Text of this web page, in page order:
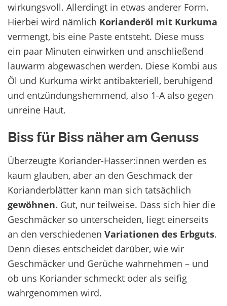
wirkungsvoll. Allerdingt in etwas anderer Form.
Hierbei wird nämlich Korianderöl mit Kurkuma
vermengt, bis eine Paste entsteht. Diese muss
ein paar Minuten einwirken und anschließend
lauwarm abgewaschen werden. Diese Kombi aus
Öl und Kurkuma wirkt antibakteriell, beruhigend
und entzündungshemmend, also 1-A also gegen
unreine Haut.
Biss für Biss näher am Genuss
Überzeugte Koriander-Hasser:innen werden es
kaum glauben, aber an den Geschmack der
Korianderblätter kann man sich tatsächlich
gewöhnen. Gut, nur teilweise. Dass sich hier die
Geschmäcker so unterscheiden, liegt einerseits
an den verschiedenen Variationen des Erbguts.
Denn dieses entscheidet darüber, wie wir
Geschmäcker und Gerüche wahrnehmen – und
ob uns Koriander schmeckt oder als seifig
wahrgenommen wird.